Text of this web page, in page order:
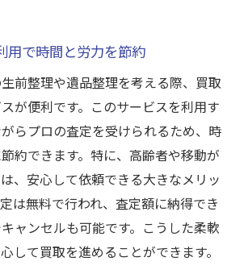
用で時間と労力を節約
前整理や遺品整理を考える際、買取
が便利です。このサービスを利用す
らプロの査定を受けられるため、時
約できます。特に、高齢者や移動が
、安心して依頼できる大きなメリッ
は無料で行われ、査定額に納得でき
ャンセルも可能です。こうした柔軟
して買取を進めることができます。